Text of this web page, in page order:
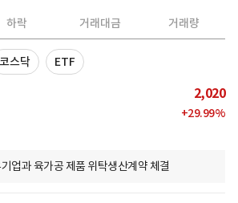
하락 거래대금 거래량
코스닥 ETF
2,020
+29.99%
업과 육가공 제품 위탁생산계약 체결